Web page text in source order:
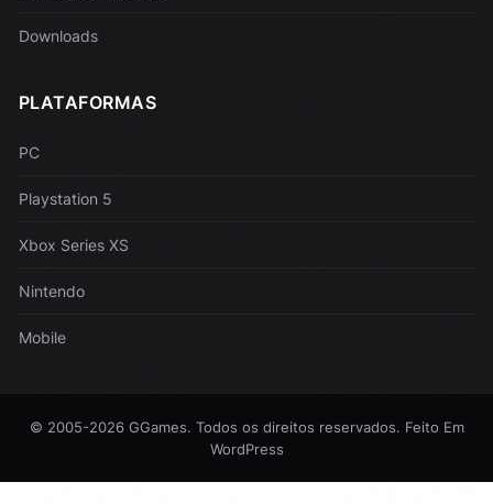
Downloads
PLATAFORMAS
PC
Playstation 5
Xbox Series XS
Nintendo
Mobile
© 2005-2026 GGames. Todos os direitos reservados. Feito Em
WordPress